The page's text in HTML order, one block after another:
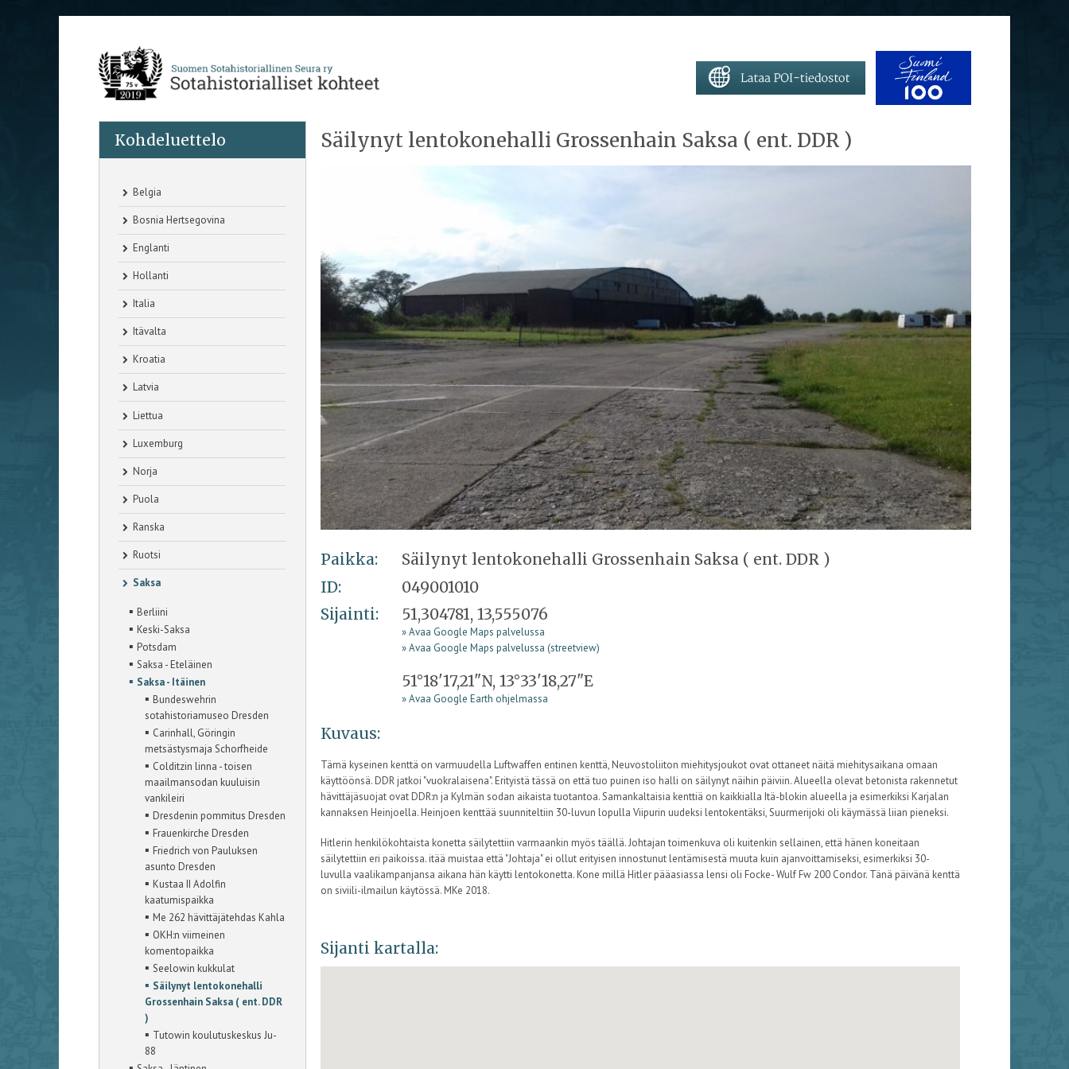
Kohdeluettelo
Belgia
Bosnia Hertsegovina
Englanti
Hollanti
Italia
Itävalta
Kroatia
Latvia
Liettua
Luxemburg
Norja
Puola
Ranska
Ruotsi
Saksa
▪ Berliini
▪ Keski-Saksa
▪ Potsdam
▪ Saksa - Eteläinen
▪ Saksa - Itäinen
▪ Bundeswehrin
sotahistoriamuseo Dresden
▪ Carinhall, Göringin
metsästysmaja Schorfheide
▪ Colditzin linna - toisen
maailmansodan kuuluisin
vankileiri
▪ Dresdenin pommitus Dresden
▪ Frauenkirche Dresden
▪ Friedrich von Pauluksen
asunto Dresden
▪ Kustaa II Adolfin
kaatumispaikka
▪ Me 262 hävittäjätehdas Kahla
▪ OKH:n viimeinen
komentopaikka
▪ Seelowin kukkulat
▪ Säilynyt lentokonehalli
Grossenhain Saksa ( ent. DDR
)
▪ Tutowin koulutuskeskus Ju-
88
Säilynyt lentokonehalli Grossenhain Saksa ( ent. DDR )
Paikka:
Säilynyt lentokonehalli Grossenhain Saksa ( ent. DDR )
ID:
049001010
Sijainti:
51,304781, 13,555076
» Avaa Google Maps palvelussa
» Avaa Google Maps palvelussa (streetview)
51°18'17,21"N, 13°33'18,27"E
» Avaa Google Earth ohjelmassa
Kuvaus:
Tämä kyseinen kenttä on varmuudella Luftwaffen entinen kenttä, Neuvostoliiton miehitysjoukot ovat ottaneet näitä miehitysaikana omaan
käyttöönsä. DDR jatkoi "vuokralaisena". Erityistä tässä on että tuo puinen iso halli on säilynyt näihin päiviin. Alueella olevat betonista rakennetut
hävittäjäsuojat ovat DDR:n ja Kylmän sodan aikaista tuotantoa. Samankaltaisia kenttiä on kaikkialla Itä-blokin alueella ja esimerkiksi Karjalan
kannaksen Heinjoella. Heinjoen kenttää suunniteltiin 30-luvun lopulla Viipurin uudeksi lentokentäksi, Suurmerijoki oli käymässä liian pieneksi.
Hitlerin henkilökohtaista konetta säilytettiin varmaankin myös täällä. Johtajan toimenkuva oli kuitenkin sellainen, että hänen koneitaan
säilytettiin eri paikoissa. itää muistaa että "Johtaja" ei ollut erityisen innostunut lentämisestä muuta kuin ajanvoittamiseksi, esimerkiksi 30-
luvulla vaalikampanjansa aikana hän käytti lentokonetta. Kone millä Hitler pääasiassa lensi oli Focke- Wulf Fw 200 Condor. Tänä päivänä kenttä
on siviili-ilmailun käytössä. MKe 2018.
Sijanti kartalla: